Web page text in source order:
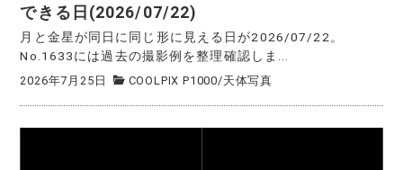
できる日(2026/07/22)
月と金星が同日に同じ形に見える日が2026/07/22。
No.1633には過去の撮影例を整理確認しま...
2026年7月25日 COOLPIX P1000/天体写真